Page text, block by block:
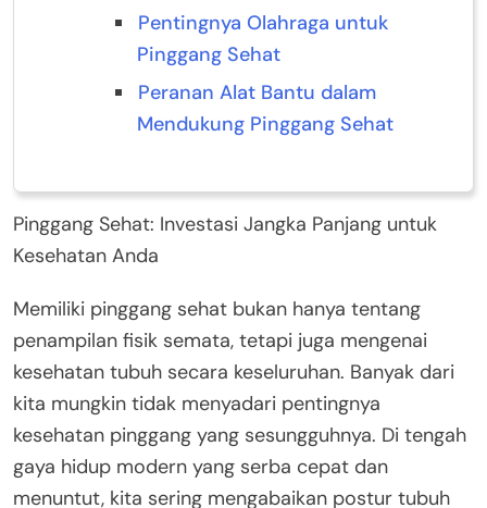
Pentingnya Olahraga untuk
Pinggang Sehat
Peranan Alat Bantu dalam
Mendukung Pinggang Sehat
Pinggang Sehat: Investasi Jangka Panjang untuk
Kesehatan Anda
Memiliki pinggang sehat bukan hanya tentang
penampilan fisik semata, tetapi juga mengenai
kesehatan tubuh secara keseluruhan. Banyak dari
kita mungkin tidak menyadari pentingnya
kesehatan pinggang yang sesungguhnya. Di tengah
gaya hidup modern yang serba cepat dan
menuntut, kita sering mengabaikan postur tubuh